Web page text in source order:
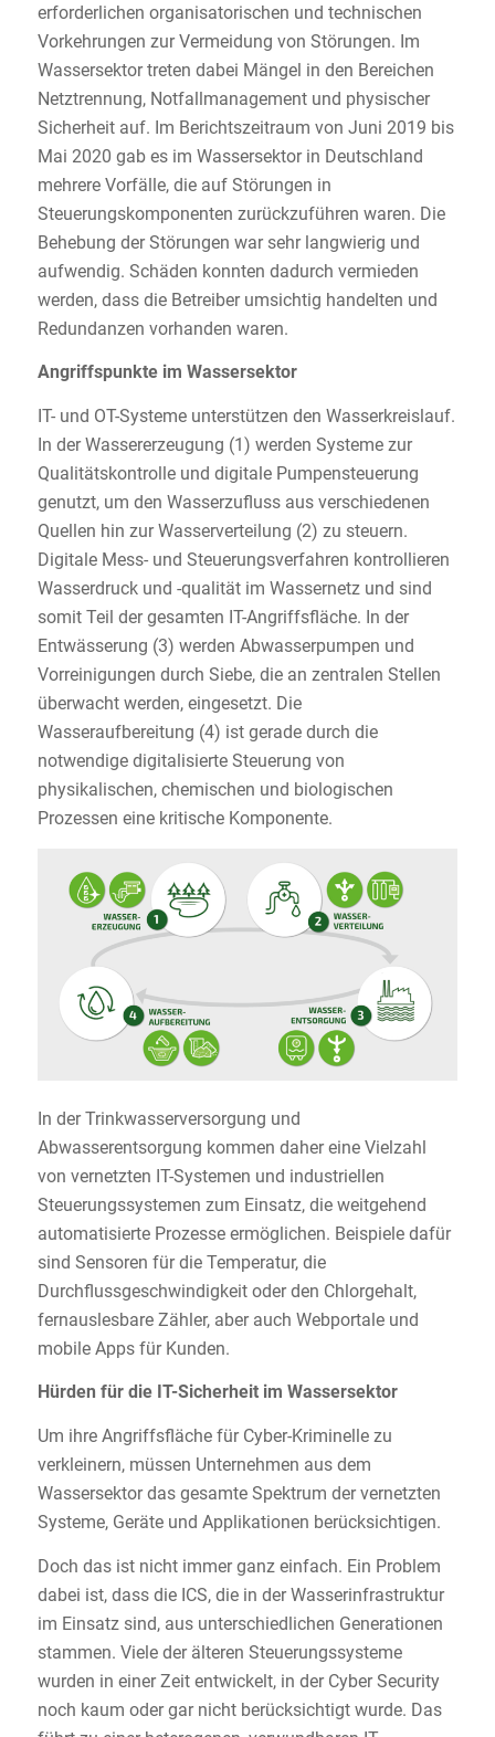
erforderlichen organisatorischen und technischen
Vorkehrungen zur Vermeidung von Störungen. Im
Wassersektor treten dabei Mängel in den Bereichen
Netztrennung, Notfallmanagement und physischer
Sicherheit auf. Im Berichtszeitraum von Juni 2019 bis
Mai 2020 gab es im Wassersektor in Deutschland
mehrere Vorfälle, die auf Störungen in
Steuerungskomponenten zurückzuführen waren. Die
Behebung der Störungen war sehr langwierig und
aufwendig. Schäden konnten dadurch vermieden
werden, dass die Betreiber umsichtig handelten und
Redundanzen vorhanden waren.
Angriffspunkte im Wassersektor
IT- und OT-Systeme unterstützen den Wasserkreislauf.
In der Wassererzeugung (1) werden Systeme zur
Qualitätskontrolle und digitale Pumpensteuerung
genutzt, um den Wasserzufluss aus verschiedenen
Quellen hin zur Wasserverteilung (2) zu steuern.
Digitale Mess- und Steuerungsverfahren kontrollieren
Wasserdruck und -qualität im Wassernetz und sind
somit Teil der gesamten IT-Angriffsfläche. In der
Entwässerung (3) werden Abwasserpumpen und
Vorreinigungen durch Siebe, die an zentralen Stellen
überwacht werden, eingesetzt. Die
Wasseraufbereitung (4) ist gerade durch die
notwendige digitalisierte Steuerung von
physikalischen, chemischen und biologischen
Prozessen eine kritische Komponente.
In der Trinkwasserversorgung und
Abwasserentsorgung kommen daher eine Vielzahl
von vernetzten IT-Systemen und industriellen
Steuerungssystemen zum Einsatz, die weitgehend
automatisierte Prozesse ermöglichen. Beispiele dafür
sind Sensoren für die Temperatur, die
Durchflussgeschwindigkeit oder den Chlorgehalt,
fernauslesbare Zähler, aber auch Webportale und
mobile Apps für Kunden.
Hürden für die IT-Sicherheit im Wassersektor
Um ihre Angriffsfläche für Cyber-Kriminelle zu
verkleinern, müssen Unternehmen aus dem
Wassersektor das gesamte Spektrum der vernetzten
Systeme, Geräte und Applikationen berücksichtigen.
Doch das ist nicht immer ganz einfach. Ein Problem
dabei ist, dass die ICS, die in der Wasserinfrastruktur
im Einsatz sind, aus unterschiedlichen Generationen
stammen. Viele der älteren Steuerungssysteme
wurden in einer Zeit entwickelt, in der Cyber Security
noch kaum oder gar nicht berücksichtigt wurde. Das